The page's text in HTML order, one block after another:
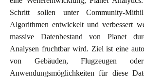
Schritt sollen unter Community-
Algorithmen entwickelt und verbessert
massive Datenbestand von Planet
Analysen fruchtbar wird. Ziel ist eine
von Gebäuden, Flugzeugen
Anwendungsmöglichkeiten für diese